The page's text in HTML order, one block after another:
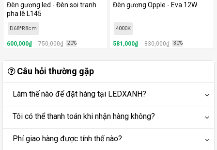
Đèn gương led - Đèn soi tranh
pha lê L145
D68*R8cm
600,000₫ 750,000₫ -20%
Đèn gương Opple - Eva 12W
4000K
581,000₫ 830,000₫ -30%
Câu hỏi thường gặp
Làm thế nào để đặt hàng tại LEDXANH?
Tôi có thể thanh toán khi nhận hàng không?
Phí giao hàng được tính thế nào?